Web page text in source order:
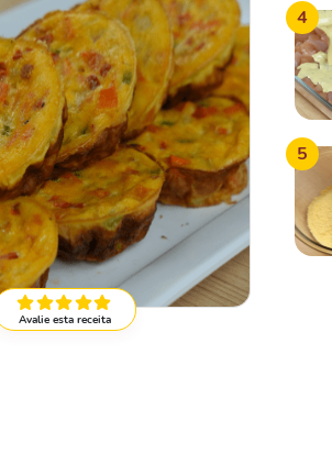
Avalie esta receita
4
5